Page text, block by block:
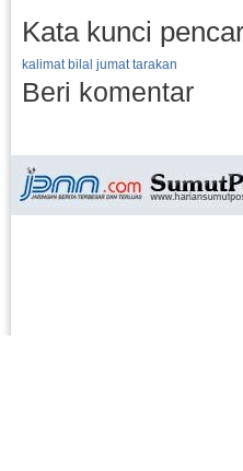
Kata kunci
kalimat bilal jumat tarakan
Beri komentar